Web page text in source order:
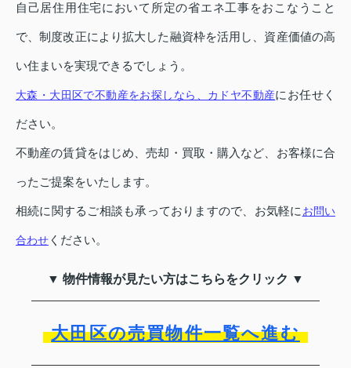
自己居住用住宅において所定の省エネ工事をおこなうこと
で、制度改正により拡大した融資枠を活用し、資産価値の高
い住まいを実現できるでしょう。
大森・大田区で不動産をお探しなら、カドヤ不動産にお任せく
ださい。
不動産の賃貸をはじめ、売却・買取・購入など、お客様に合
ったご提案をいたします。
相続に関するご相談も承っておりますので、お気軽にお問い
合わせ ください。
▼ 物件情報が見たい方はこちらをクリック ▼
大田区の売買物件一覧へ進む